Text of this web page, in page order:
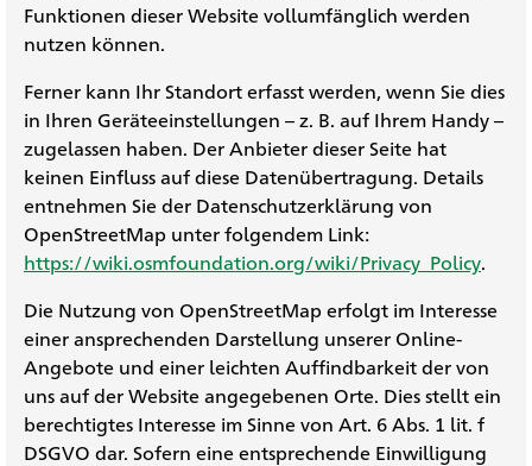
Funktionen dieser Website vollumfänglich werden
nutzen können.
Ferner kann Ihr Standort erfasst werden, wenn Sie dies
in Ihren Geräteeinstellungen – z. B. auf Ihrem Handy –
zugelassen haben. Der Anbieter dieser Seite hat
keinen Einfluss auf diese Datenübertragung. Details
entnehmen Sie der Datenschutzerklärung von
OpenStreetMap unter folgendem Link:
https://wiki.osmfoundation.org/wiki/Privacy_Policy.
Die Nutzung von OpenStreetMap erfolgt im Interesse
einer ansprechenden Darstellung unserer Online-
Angebote und einer leichten Auffindbarkeit der von
uns auf der Website angegebenen Orte. Dies stellt ein
berechtigtes Interesse im Sinne von Art. 6 Abs. 1 lit. f
DSGVO dar. Sofern eine entsprechende Einwilligung